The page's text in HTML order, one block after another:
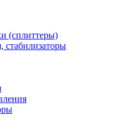
(сплиттеры)
стабилизаторы